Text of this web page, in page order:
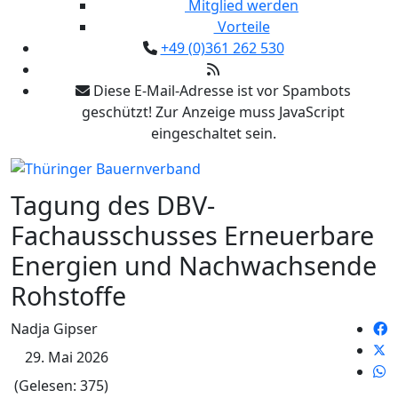
Mitglied werden
Vorteile
+49 (0)361 262 530
Diese E-Mail-Adresse ist vor Spambots
geschützt! Zur Anzeige muss JavaScript
eingeschaltet sein.
Tagung des DBV-
Fachausschusses Erneuerbare
Energien und Nachwachsende
Rohstoffe
Nadja Gipser
29. Mai 2026
(Gelesen: 375)